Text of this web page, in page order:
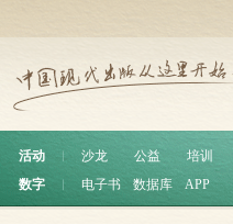
活动 沙龙 公益
培训
数字
电子书 数据库 APP